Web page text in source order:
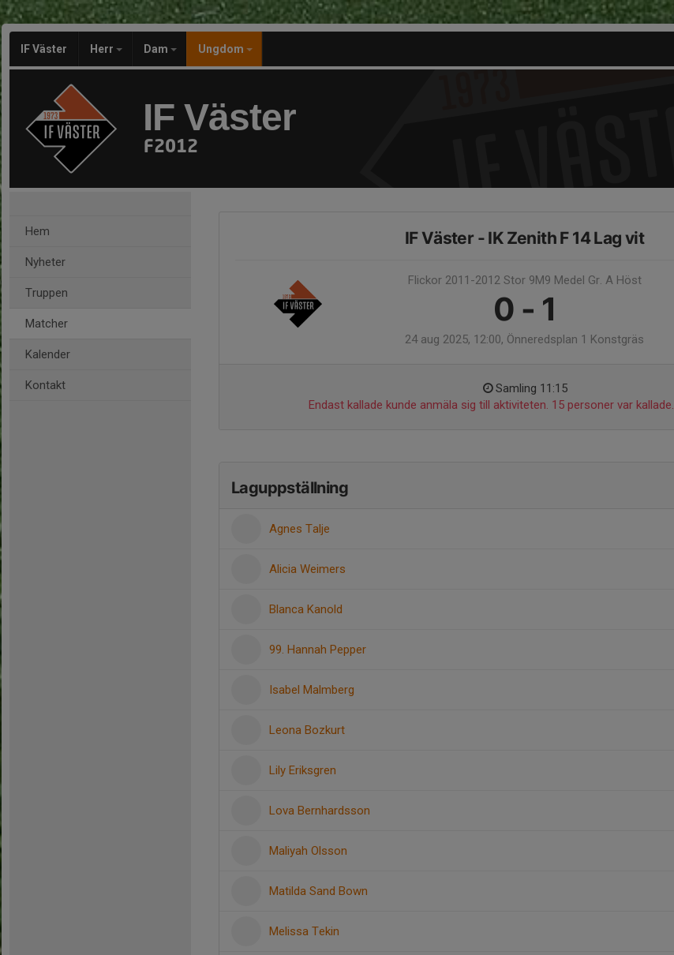
IF Väster Herr Dam Ungdom
IF Väster
F2012
Hem
Nyheter
Truppen
Matcher
Kalender
Kontakt
IF Väster - IK Zenith F 14 Lag vit
Flickor 2011-2012 Stor 9M9 Medel Gr. A Höst
0 - 1
24 aug 2025, 12:00, Önneredsplan 1 Konstgräs
Samling 11:15
Endast kallade kunde anmäla sig till aktiviteten. 15 personer var kallade.
Laguppställning
Agnes Talje
Alicia Weimers
Blanca Kanold
99. Hannah Pepper
Isabel Malmberg
Leona Bozkurt
Lily Eriksgren
Lova Bernhardsson
Maliyah Olsson
Matilda Sand Bown
Melissa Tekin